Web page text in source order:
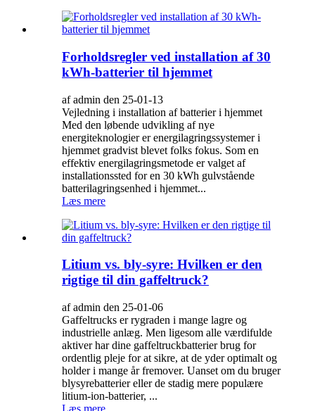
Forholdsregler ved installation af 30
kWh-batterier til hjemmet
af admin den 25-01-13
Vejledning i installation af batterier i hjemmet
Med den løbende udvikling af nye
energiteknologier er energilagringssystemer i
hjemmet gradvist blevet folks fokus. Som en
effektiv energilagringsmetode er valget af
installationssted for en 30 kWh gulvstående
batterilagringsenhed i hjemmet...
Læs mere
Litium vs. bly-syre: Hvilken er den
rigtige til din gaffeltruck?
af admin den 25-01-06
Gaffeltrucks er rygraden i mange lagre og
industrielle anlæg. Men ligesom alle værdifulde
aktiver har dine gaffeltruckbatterier brug for
ordentlig pleje for at sikre, at de yder optimalt og
holder i mange år fremover. Uanset om du bruger
blysyrebatterier eller de stadig mere populære
litium-ion-batterier, ...
Læs mere